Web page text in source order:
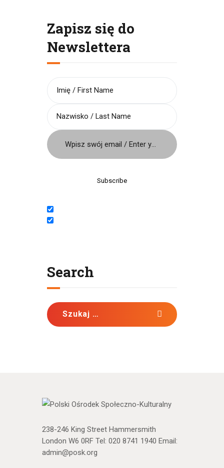
Zapisz się do
Newslettera
Search
Szukaj:
238-246 King Street Hammersmith
London W6 0RF Tel: 020 8741 1940 Email:
admin@posk.org